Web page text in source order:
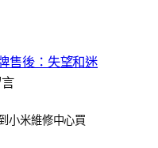
售後：失望和迷
小米維修中心買